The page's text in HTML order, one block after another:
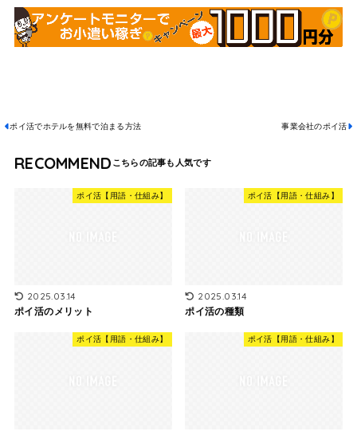
ポイ活でホテルを無料で泊まる方法 事業会社のポイ活
RECOMMEND
ポイ活【用語・仕組み】
2025.03.14
ポイ活のメリット
ポイ活【用語・仕組み】
2025.03.14
ポイ活の種類
ポイ活【用語・仕組み】 ポイ活【用語・仕組み】